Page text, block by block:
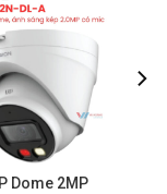
Dome 2MP